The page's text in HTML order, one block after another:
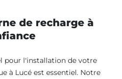
de recharge à
pour l'installation de votre
à Lucé est essentiel. Notre